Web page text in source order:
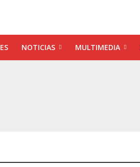
NOTICIAS MULTIMEDIA